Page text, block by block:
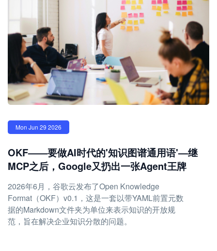
Mon Jun 29 2026
OKF——要做AI时代的'知识图谱通用语'—继
MCP之后，Google又扔出一张Agent王牌
2026年6月，谷歌云发布了Open Knowledge
Format（OKF）v0.1，这是一套以带YAML前置元数
据的Markdown文件夹为单位来表示知识的开放规
范，旨在解决企业知识分散的问题。